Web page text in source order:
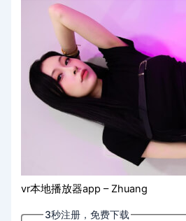
vr本地播放器app – Zhuang
3秒注册，免费下载